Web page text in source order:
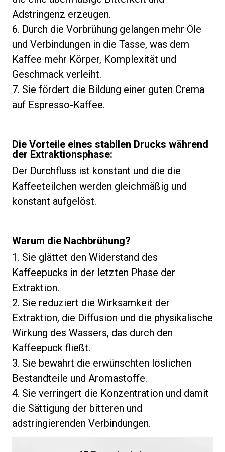
Adstringenz erzeugen.
6. Durch die Vorbrühung gelangen mehr Öle
und Verbindungen in die Tasse, was dem
Kaffee mehr Körper, Komplexität und
Geschmack verleiht.
7. Sie fördert die Bildung einer guten Crema
auf Espresso-Kaffee.
Die Vorteile eines stabilen Drucks während
der Extraktionsphase:
Der Durchfluss ist konstant und die die
Kaffeeteilchen werden gleichmäßig und
konstant aufgelöst.
Warum die Nachbrühung?
1. Sie glättet den Widerstand des
Kaffeepucks in der letzten Phase der
Extraktion.
2. Sie reduziert die Wirksamkeit der
Extraktion, die Diffusion und die physikalische
Wirkung des Wassers, das durch den
Kaffeepuck fließt.
3. Sie bewahrt die erwünschten löslichen
Bestandteile und Aromastoffe.
4. Sie verringert die Konzentration und damit
die Sättigung der bitteren und
adstringierenden Verbindungen.